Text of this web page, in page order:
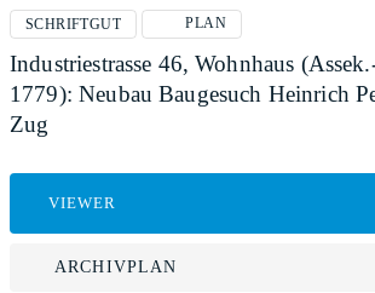
SCHRIFTGUT PLAN
Industriestrasse 46, Wohnhaus
1779): Neubau Baugesuch Heinrich
Zug
VIEWER
ARCHIVPLAN